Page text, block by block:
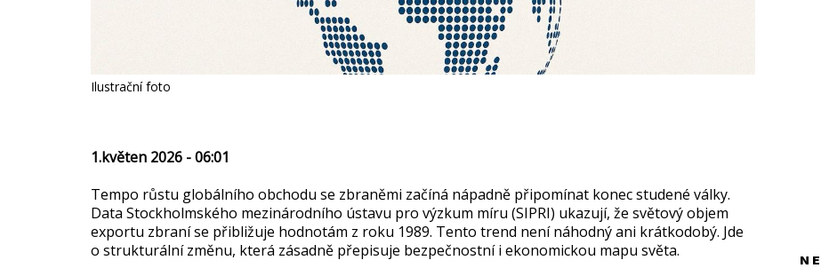
Ilustrační foto
1.květen 2026 - 06:01
Tempo růstu globálního obchodu se zbraněmi začíná nápadně připomínat konec studené války.
Data Stockholmského mezinárodního ústavu pro výzkum míru (SIPRI) ukazují, že světový objem
exportu zbraní se přibližuje hodnotám z roku 1989. Tento trend není náhodný ani krátkodobý. Jde
o strukturální změnu, která zásadně přepisuje bezpečnostní i ekonomickou mapu světa.